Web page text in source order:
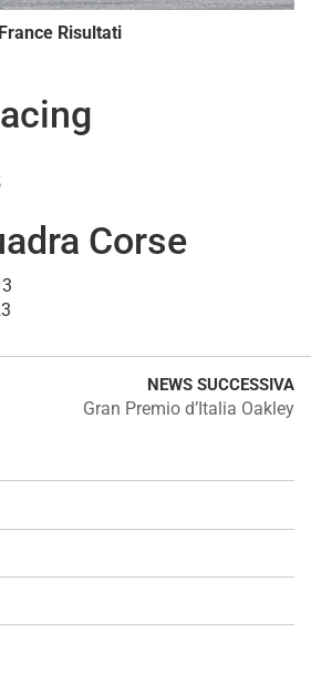
Risultati
Corse
NEWS SUCCESSIVA
Gran Premio d’Italia Oakley